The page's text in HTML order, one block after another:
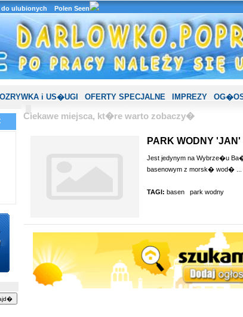
do ulubionych Polen Seen
i US�UGI OFERTY SPECJALNE IMPREZY
Ciekawe miejsca, kt�re warto zobaczy�
PARK WODNY 'JAN'
Jest jedynym na Wybrze�u
basenowym z morsk� wod� ...
TAGI: basen park wodny